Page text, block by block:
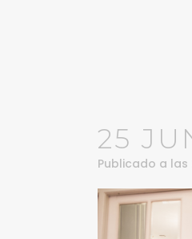
25
Publicado a las